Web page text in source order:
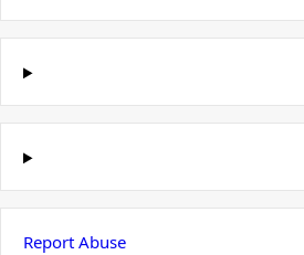
Report Abuse